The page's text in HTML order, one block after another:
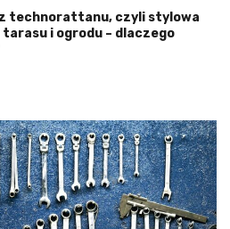
z technorattanu, czyli stylowa
tarasu i ogrodu – dlaczego